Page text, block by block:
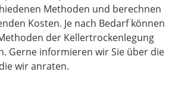
Methoden und berechnen
Kosten. Je nach Bedarf können
der Kellertrockenlegung
Gerne informieren wir Sie über die
wir anraten.